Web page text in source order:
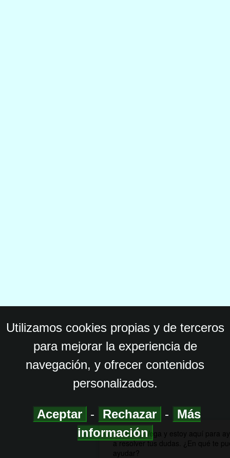
Utilizamos cookies propias y de terceros
para mejorar la experiencia de
navegación, y ofrecer contenidos
personalizados.
Aceptar - Rechazar -
Más
información